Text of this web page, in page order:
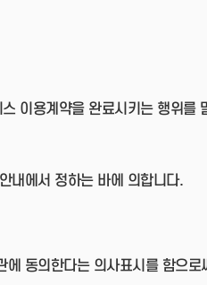
이용계약을 완료시키는 행위를
내에서 정하는 바에 의합니다.
동의한다는 의사표시를 함으